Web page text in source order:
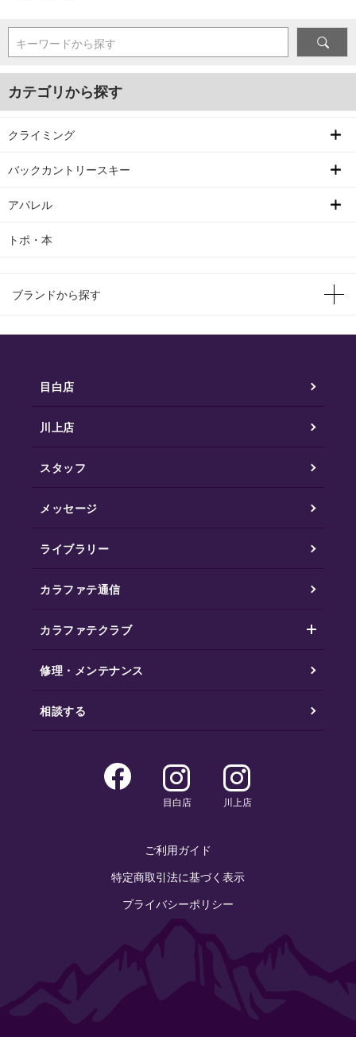
キーワードから探す
カテゴリから探す
クライミング
バックカントリースキー
アパレル
トポ・本
ブランドから探す
目白店
川上店
スタッフ
メッセージ
ライブラリー
カラファテ通信
カラファテクラブ
修理・メンテナンス
相談する
目白店 川上店
ご利用ガイド
特定商取引法に基づく表示
プライバシーポリシー